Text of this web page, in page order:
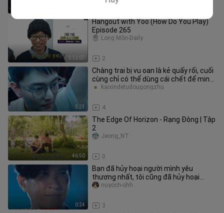
1:12:07
Hangout with Yoo (How Do You Play)
Episode 265
2
Long Môn-Daily
5:23
Chàng trai bị vu oan là kẻ quấy rối, cuối
cùng chỉ có thể dùng cái chết để minh
chứng cho sự trong s
4
kaixindetudougongzhu
46:50
The Edge Of Horizon - Rạng Đông | Tập
2
0
Jeong_NT
0:24
Bạn đã hủy hoại người mình yêu
thương nhất, tôi cũng đã hủy hoại
người bạn yêu thương nhất
3
nuyoch-ohh